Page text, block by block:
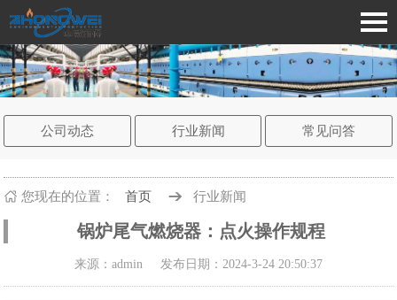
公司动态 行业新闻 常见问答
您现在的位置： 首页 行业新闻
锅炉尾气燃烧器：点火操作规程
来源：admin 发布日期：2024-3-24 20:50:37